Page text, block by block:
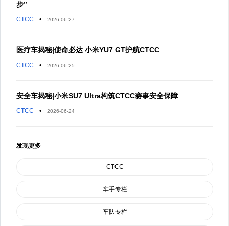
步”
CTCC • 2026-06-27
医疗车揭秘|使命必达 小米YU7 GT护航CTCC
CTCC • 2026-06-25
安全车揭秘|小米SU7 Ultra构筑CTCC赛事安全保障
CTCC • 2026-06-24
发现更多
CTCC
车手专栏
车队专栏